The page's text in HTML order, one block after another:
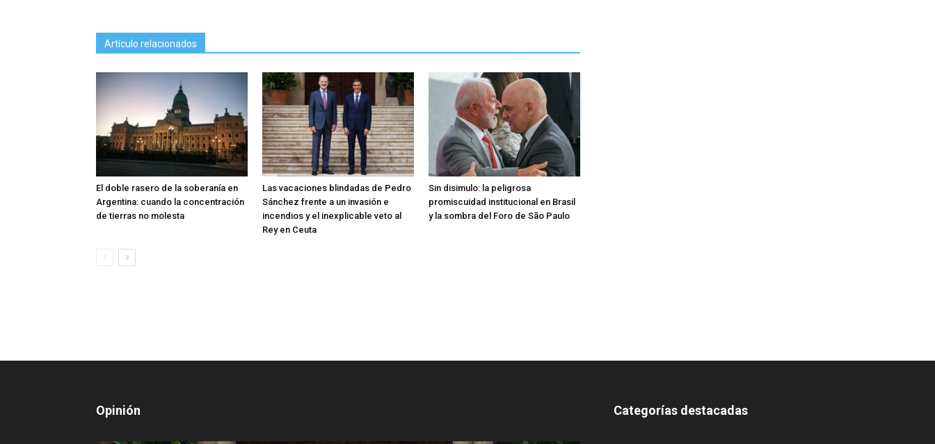
Artículo relacionados
El doble rasero de la soberanía en
Argentina: cuando la concentración
de tierras no molesta
Las vacaciones blindadas de Pedro
Sánchez frente a un invasión e
incendios y el inexplicable veto al
Rey en Ceuta
Sin disimulo: la peligrosa
promiscuidad institucional en Brasil
y la sombra del Foro de São Paulo
Opinión Categorías destacadas